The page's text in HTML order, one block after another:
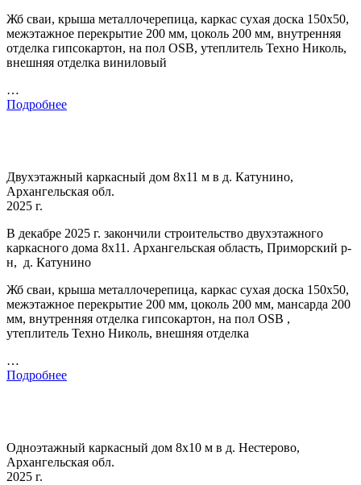
Жб сваи, крыша металлочерепица, каркас сухая доска 150х50,
межэтажное перекрытие 200 мм, цоколь 200 мм, внутренняя
отделка гипсокартон, на пол OSB, утеплитель Техно Николь,
внешняя отделка виниловый
…
Подробнее
Двухэтажный каркасный дом 8х11 м в д. Катунино,
Архангельская обл.
2025 г.
В декабре 2025 г. закончили строительство двухэтажного
каркасного дома 8х11. Архангельская область, Приморский р-
н, д. Катунино
Жб сваи, крыша металлочерепица, каркас сухая доска 150х50,
межэтажное перекрытие 200 мм, цоколь 200 мм, мансарда 200
мм, внутренняя отделка гипсокартон, на пол OSB ,
утеплитель Техно Николь, внешняя отделка
…
Подробнее
Одноэтажный каркасный дом 8х10 м в д. Нестерово,
Архангельская обл.
2025 г.